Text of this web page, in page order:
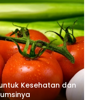
Kesehatan dan